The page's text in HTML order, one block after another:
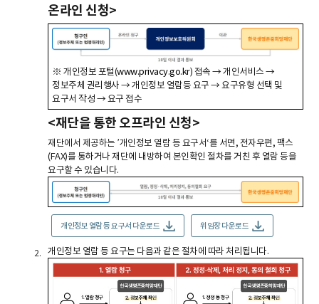
온라인 신청>
※ 개인정보 포털(www.privacy.go.kr) 접속 → 개인서비스 →
정보주체 권리행사 → 개인정보 열람등 요구 → 요구유형 선택 및
요구서 작성 → 요구 접수
<재단을 통한 오프라인 신청>
재단에서 제공하는 ’개인정보 열람 등 요구서‘를 서면, 전자우편, 팩스
(FAX)를 통하거나 재단에 내방하여 본인확인 절차를 거친 후 열람 등을
요구할 수 있습니다.
개인정보 열람 등 요구서 다운로드 위임장 다운로드
개인정보 열람 등 요구는 다음과 같은 절차에 따라 처리됩니다.